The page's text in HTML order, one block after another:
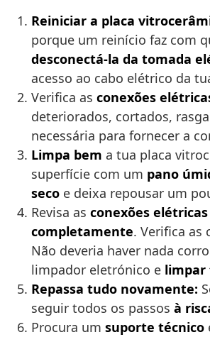
Reiniciar a placa
porque um reinício faz com
desconectá-la da tomada
acesso ao cabo elétrico da
Verifica as conexões
deteriorados, cortados,
necessária para fornecer a
Limpa bem a tua placa
superfície com um pano
seco e deixa repousar um
Revisa as conexões
completamente. Verifica as
Não deveria haver nada
limpador eletrónico e limpar
Repassa tudo novamente:
seguir todos os passos à
Procura um suporte técnico